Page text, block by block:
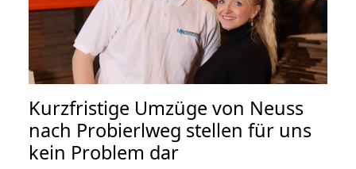
Kurzfristige Umzüge von Neuss
nach Probierlweg stellen für uns
kein Problem dar